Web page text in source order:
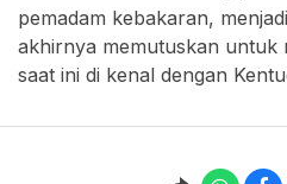
pemadam kebakaran,
akhirnya memutuskan untuk
saat ini di kenal dengan